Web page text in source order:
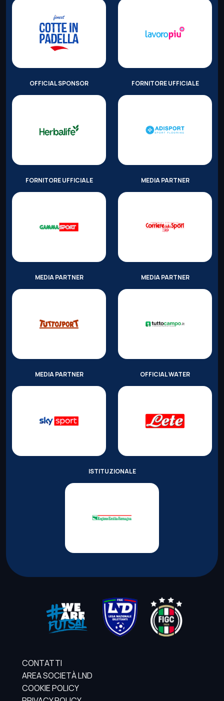
OFFICIAL SPONSOR FORNITORE UFFICIALE
FORNITORE UFFICIALE MEDIA PARTNER
MEDIA PARTNER MEDIA PARTNER
MEDIA PARTNER OFFICIAL WATER
ISTITUZIONALE
CONTATTI
AREA SOCIETÀ LND
COOKIE POLICY